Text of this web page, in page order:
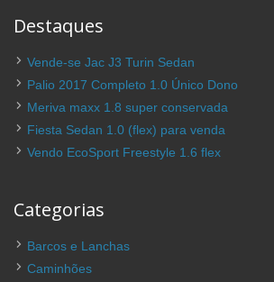
Destaques
Vende-se Jac J3 Turin Sedan
Palio 2017 Completo 1.0 Único Dono
Meriva maxx 1.8 super conservada
Fiesta Sedan 1.0 (flex) para venda
Vendo EcoSport Freestyle 1.6 flex
Categorias
Barcos e Lanchas
Caminhões